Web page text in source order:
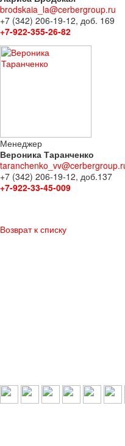
brodskaia_la@cerbergroup.ru
+7 (342) 206-19-12, доб. 169
+7-922-355-26-82
Менеджер
Вероника Таранченко
+7 (342) 206-19-12, доб.137
+7-922-33-45-009
Возврат к списку